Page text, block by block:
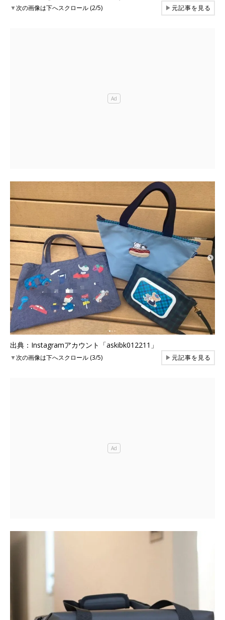
▼次の画像は下へスクロール (2/5) ▶元記事を見る
出典：Instagramアカウント「askibk012211」
▼次の画像は下へスクロール (3/5) ▶元記事を見る